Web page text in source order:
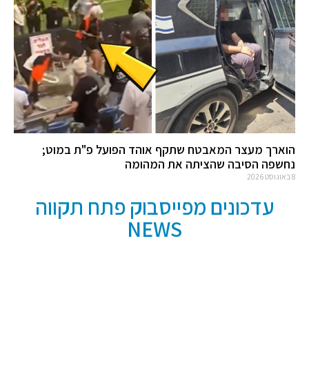
הוארך מעצר המאבטח שתקף אוהד הפועל פ"ת במוט;
נחשפה הסיבה שהציתה את המהומה
8 באוגוסט 2026
עדכונים מפייסבוק פתח תקווה
NEWS